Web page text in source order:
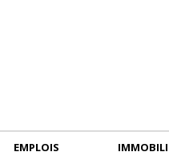
EMPLOIS